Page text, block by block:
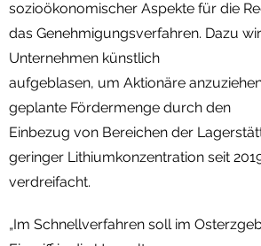
sozioökonomischer Aspekte für die
das Genehmigungsverfahren. Dazu
Unternehmen künstlich
aufgeblasen, um Aktionäre
geplante Fördermenge durch den
Einbezug von Bereichen der
geringer Lithiumkonzentration seit
verdreifacht.
„Im Schnellverfahren soll im